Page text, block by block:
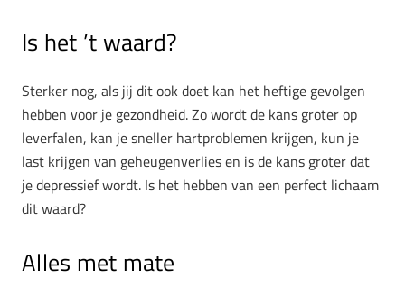
Is het ’t waard?
Sterker nog, als jij dit ook doet kan het heftige gevolgen
hebben voor je gezondheid. Zo wordt de kans groter op
leverfalen, kan je sneller hartproblemen krijgen, kun je
last krijgen van geheugenverlies en is de kans groter dat
je depressief wordt. Is het hebben van een perfect lichaam
dit waard?
Alles met mate